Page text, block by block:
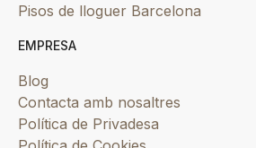
Pisos de lloguer Barcelona
EMPRESA
Blog
Contacta amb nosaltres
Política de Privadesa